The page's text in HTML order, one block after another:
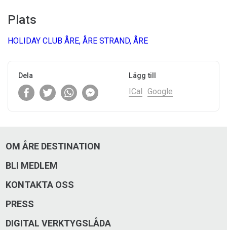
Plats
HOLIDAY CLUB ÅRE, ÅRE STRAND, ÅRE
Dela Lägg till
ICal Google
OM ÅRE DESTINATION
BLI MEDLEM
KONTAKTA OSS
PRESS
DIGITAL VERKTYGSLÅDA